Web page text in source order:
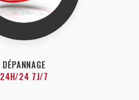
DÉPANNAGE
24H/24 7J/7